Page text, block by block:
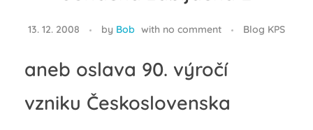
13. 12. 2008 by Bob with no comment Blog KPS
aneb oslava 90. výročí
vzniku Československa